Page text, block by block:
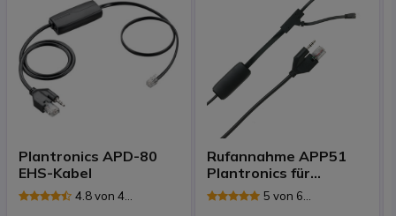
Plantronics APD-80
EHS-Kabel
4.8 von 4
Rufannahme APP51
Plantronics für
Polycom5 von 6